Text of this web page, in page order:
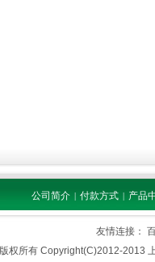
公司简介 | 付款方式 | 产品
友情连接：
版权所有 Copyright(C)2012-2013